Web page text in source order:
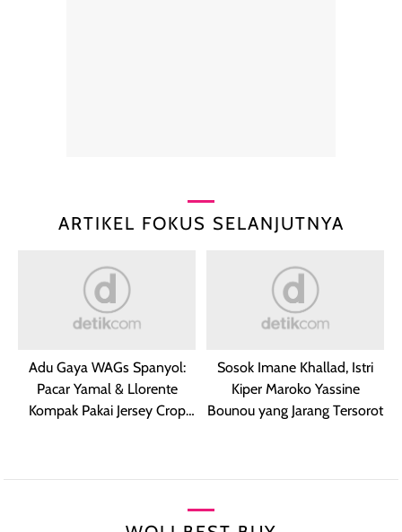
ARTIKEL FOKUS SELANJUTNYA
Adu Gaya WAGs Spanyol:
Pacar Yamal & Llorente
Kompak Pakai Jersey Crop
Sosok Imane Khallad, Istri
Kiper Maroko Yassine
Bounou yang Jarang Tersorot